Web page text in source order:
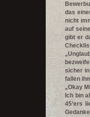
das
nicht
auf
gibt er
sicher
fallen
„Okay
Ich bin
45‘ers